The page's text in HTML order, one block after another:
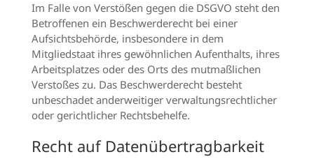
Im Falle von Verstößen gegen die DSGVO steht den
Betroffenen ein Beschwerderecht bei einer
Aufsichtsbehörde, insbesondere in dem
Mitgliedstaat ihres gewöhnlichen Aufenthalts, ihres
Arbeitsplatzes oder des Orts des mutmaßlichen
Verstoßes zu. Das Beschwerderecht besteht
unbeschadet anderweitiger verwaltungsrechtlicher
oder gerichtlicher Rechtsbehelfe.
Recht auf Daten­übertrag­barkeit